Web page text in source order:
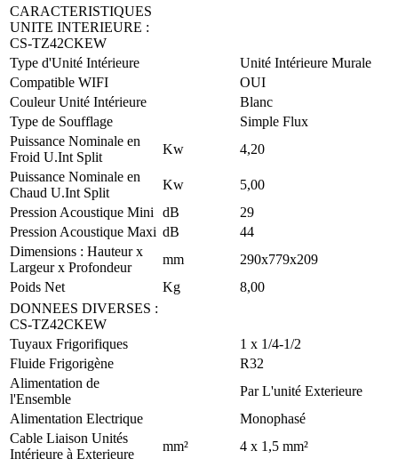
CARACTERISTIQUES
UNITE INTERIEURE :
CS-TZ42CKEW
Type d'Unité Intérieure
Unité Intérieure Murale
Compatible WIFI
OUI
Couleur Unité Intérieure
Blanc
Type de Soufflage
Simple Flux
Puissance Nominale en
Froid U.Int Split
Kw
4,20
Puissance Nominale en
Chaud U.Int Split
Kw
5,00
Pression Acoustique Mini
dB
29
Pression Acoustique Maxi dB
44
Dimensions : Hauteur x
Largeur x Profondeur
mm
290x779x209
Poids Net
Kg
8,00
DONNEES DIVERSES :
CS-TZ42CKEW
Tuyaux Frigorifiques
1 x 1/4-1/2
Fluide Frigorigène
R32
Alimentation de
l'Ensemble
Par L'unité Exterieure
Alimentation Electrique
Monophasé
Cable Liaison Unités
Intérieure à Exterieure
mm² 4 x 1,5 mm²